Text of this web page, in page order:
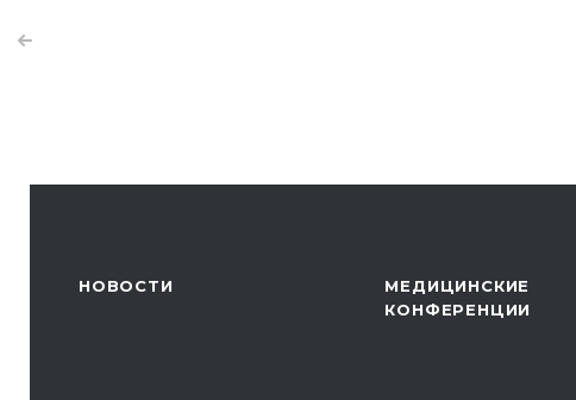
НОВОСТИ
МЕДИЦИНСКИЕ
КОНФЕРЕНЦИИ